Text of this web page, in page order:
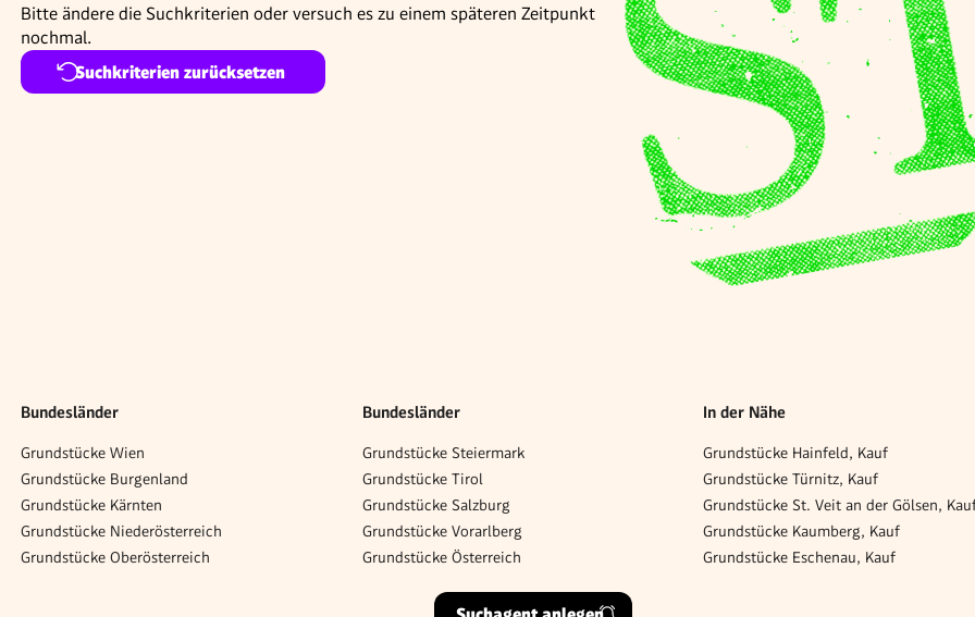
Bitte ändere die Suchkriterien oder versuch es zu einem späteren Zeitpunkt
nochmal.
Suchkriterien zurücksetzen
Bundesländer
Grundstücke Wien
Grundstücke Burgenland
Grundstücke Kärnten
Grundstücke Niederösterreich
Grundstücke Oberösterreich
Bundesländer
Grundstücke Steiermark
Grundstücke Tirol
Grundstücke Salzburg
Grundstücke Vorarlberg
Grundstücke Österreich
In der Nähe
Grundstücke Hainfeld, Kauf
Grundstücke Türnitz, Kauf
Grundstücke St. Veit an der Gölsen,
Grundstücke Kaumberg, Kauf
Grundstücke Eschenau, Kauf